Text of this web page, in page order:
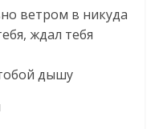
ветром в никуда
ждал тебя
дышу